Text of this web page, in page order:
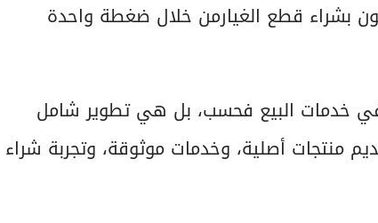
بشراء قطع الغيارمن خلال ضغطة واحدة
خدمات البيع فحسب، بل هي تطوير شامل
منتجات أصلية، وخدمات موثوقة، وتجربة شراء